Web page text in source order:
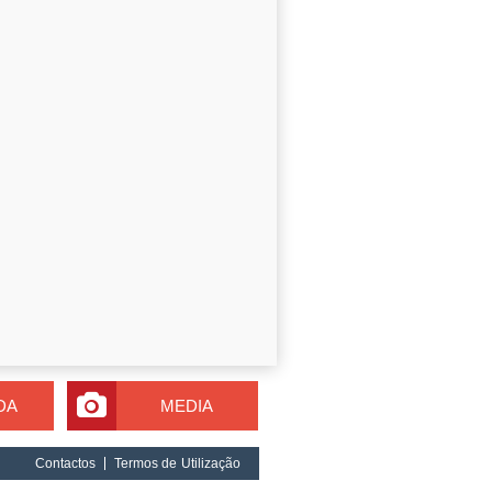
MEDIA
Contactos Termos de Utilização